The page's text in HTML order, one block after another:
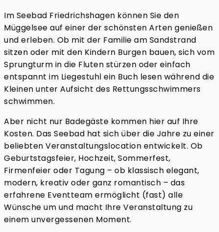
Im Seebad Friedrichshagen können Sie den
Müggelsee auf einer der schönsten Arten genießen
und erleben. Ob mit der Familie am Sandstrand
sitzen oder mit den Kindern Burgen bauen, sich vom
Sprungturm in die Fluten stürzen oder einfach
entspannt im Liegestuhl ein Buch lesen während die
Kleinen unter Aufsicht des Rettungsschwimmers
schwimmen.
Aber nicht nur Badegäste kommen hier auf Ihre
Kosten. Das Seebad hat sich über die Jahre zu einer
beliebten Veranstaltungslocation entwickelt. Ob
Geburtstagsfeier, Hochzeit, Sommerfest,
Firmenfeier oder Tagung – ob klassisch elegant,
modern, kreativ oder ganz romantisch – das
erfahrene Eventteam ermöglicht (fast) alle
Wünsche um und macht Ihre Veranstaltung zu
einem unvergessenen Moment.